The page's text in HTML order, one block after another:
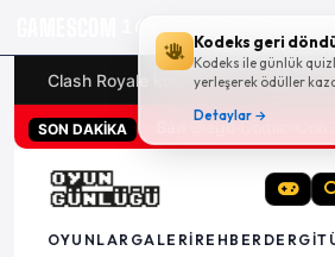
Kodeks geri
Kodeks ile günlük
yerleşerek ödüller
Detaylar →
16g 01:22:33
Clash Royale kodları Türk
SON DAKİKA
OYUNLAR GALERI REHBER DERGI